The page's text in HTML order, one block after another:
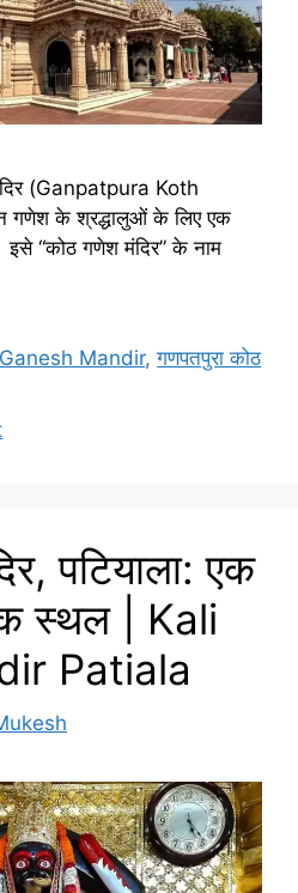
(Ganpatpura Koth
गणेश के श्रद्धालुओं के लिए एक
इसे “कोठ गणेश मंदिर” के नाम
Mandir,गणपतपुरा कोठ
पटियाला: एक
स्थल | Kali
Patiala